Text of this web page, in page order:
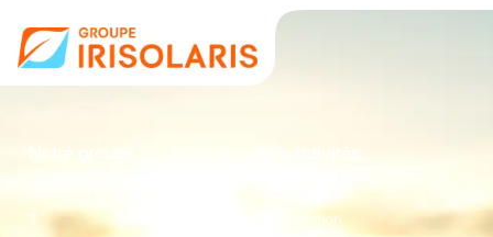
Notre groupe
?
Nos activités
Construction